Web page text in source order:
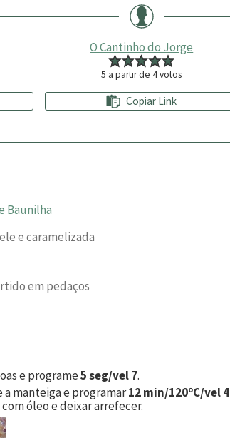
O Cantinho do Jorge
5 a partir de4votos
Copiar Link
Baunilha
e caramelizada
em pedaços
e programe5 seg/vel 7.
manteiga e programar12 min/120ºC/vel 4
óleo e deixar arrefecer.